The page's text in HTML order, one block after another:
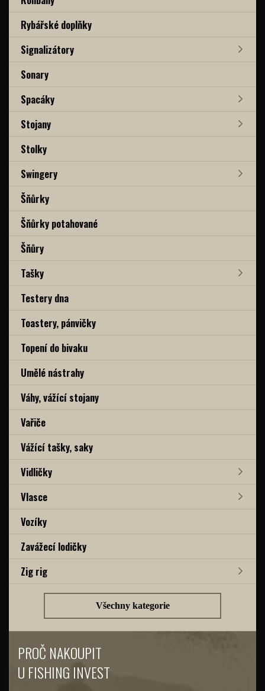
Rybářské doplňky
Signalizátory
Sonary
Spacáky
Stojany
Stolky
Swingery
Šňůrky
Šňůrky potahované
Šňůry
Tašky
Testery dna
Toastery, pánvičky
Topení do bivaku
Umělé nástrahy
Váhy, vážící stojany
Vařiče
Vážící tašky, saky
Vidličky
Vlasce
Vozíky
Zavážecí lodičky
Zig rig
Všechny kategorie
PROČ NAKOUPIT
U FISHING INVEST